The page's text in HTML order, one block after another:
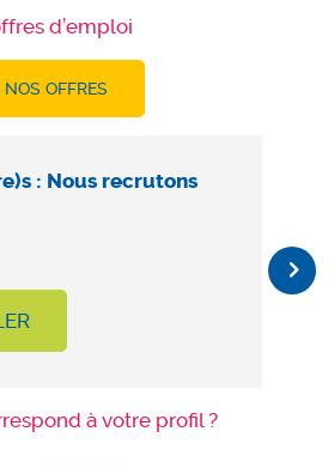
d’emploi
OFFRES
: Nous recrutons
à votre profil ?